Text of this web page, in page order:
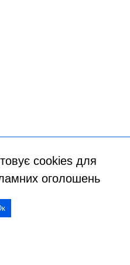
cookies для
оголошень